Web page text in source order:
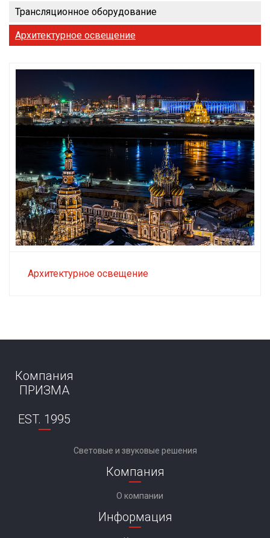
Трансляционное оборудование
Архитектурное освещение
Архитектурное освещение
Компания
ПРИЗМА
EST. 1995
Световые и звуковые решения
Компания
О компании
Информация